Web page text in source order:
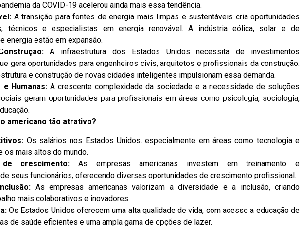
da COVID-19 acelerou ainda mais essa tendência.
A transição para fontes de energia mais limpas e sustentáveis cria oportunidades
técnicos e especialistas em energia renovável. A indústria eólica, solar e de
energia estão em expansão.
A infraestrutura dos Estados Unidos necessita de investimentos
gera oportunidades para engenheiros civis, arquitetos e profissionais da construção.
e construção de novas cidades inteligentes impulsionam essa demanda.
e Humanas: A crescente complexidade da sociedade e a necessidade de soluções
geram oportunidades para profissionais em áreas como psicologia, sociologia,
americano tão atrativo?
Os salários nos Estados Unidos, especialmente em áreas como tecnologia e
os mais altos do mundo.
de crescimento: As empresas americanas investem em treinamento e
seus funcionários, oferecendo diversas oportunidades de crescimento profissional.
As empresas americanas valorizam a diversidade e a inclusão, criando
mais colaborativos e inovadores.
Os Estados Unidos oferecem uma alta qualidade de vida, com acesso a educação de
de saúde eficientes e uma ampla gama de opções de lazer.